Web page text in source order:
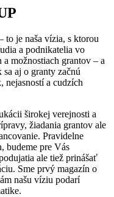
to je naša vízia, s ktorou
a podnikatelia vo
možnostiach grantov – a
aj o granty začnú
nejasností a cudzích
širokej verejnosti a
žiadania grantov ale
Pravidelne
budeme pre Vás
ale tiež prinášať
Sme prvý magazín o
našu víziu podarí